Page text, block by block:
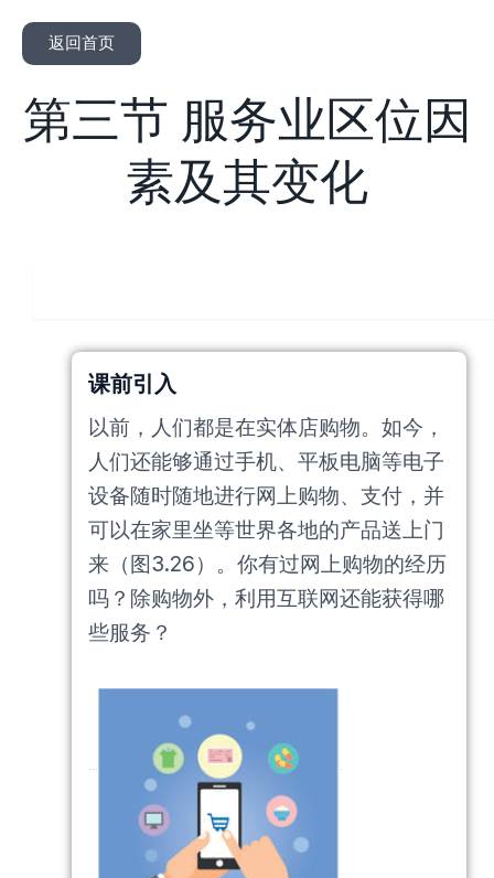
返回首页
第三节 服务业区位因
素及其变化
课前引入
以前，人们都是在实体店购物。如今，
人们还能够通过手机、平板电脑等电子
设备随时随地进行网上购物、支付，并
可以在家里坐等世界各地的产品送上门
来（图3.26）。你有过网上购物的经历
吗？除购物外，利用互联网还能获得哪
些服务？